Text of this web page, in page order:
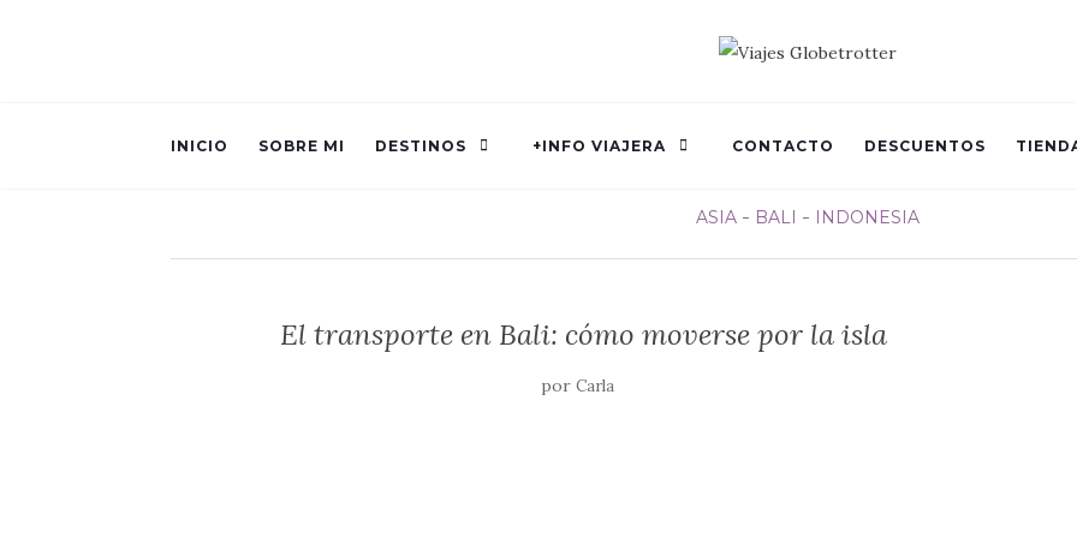
INICIO SOBRE MI DESTINOS +INFO VIAJERA CONTACTO DESCUENTOS
ASIA BALI INDONESIA
El transporte en Bali: cómo moverse por la isla
por Carla